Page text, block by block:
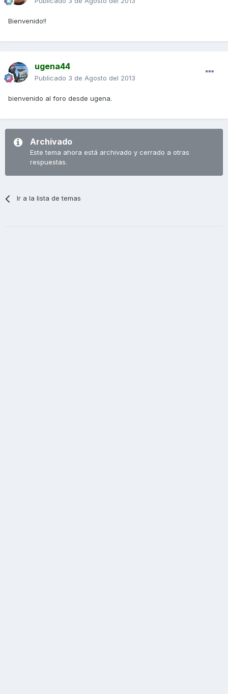
Bienvenido!!
ugena44
Publicado 3 de Agosto del 2013
bienvenido al foro desde ugena.
Archivado
Este tema ahora está archivado y cerrado a otras
respuestas.
Ir a la lista de temas